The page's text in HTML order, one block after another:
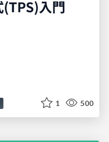
1 500